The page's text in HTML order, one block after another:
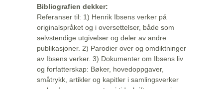
Bibliografien dekker:
Referanser til: 1) Henrik Ibsens verker på
originalspråket og i oversettelser, både som
selvstendige utgivelser og deler av andre
publikasjoner. 2) Parodier over og omdiktninger
av Ibsens verker. 3) Dokumenter om Ibsens liv
og forfatterskap: Bøker, hovedoppgaver,
småtrykk, artikler og kapitler i samlingsverker